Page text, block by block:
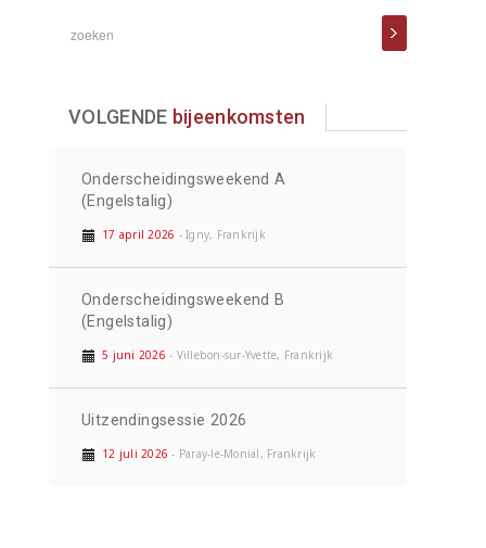
VOLGENDE bijeenkomsten
Onderscheidingsweekend A
(Engelstalig)
17 april 2026 - Igny, Frankrijk
Onderscheidingsweekend B
(Engelstalig)
5 juni 2026 - Villebon-sur-Yvette, Frankrijk
Uitzendingsessie 2026
12 juli 2026 - Paray-le-Monial, Frankrijk